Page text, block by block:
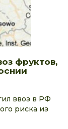
фруктов,
ввоз в РФ
риска из